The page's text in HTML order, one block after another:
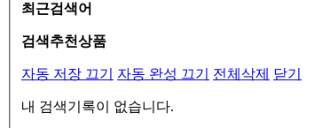
최근검색어
검색추천상품
자동 저장 끄기 자동 완성 끄기 전체삭제 닫기
내 검색기록이 없습니다.